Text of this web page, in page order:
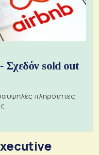
Σχεδόν sold out
υψηλές πληρότητες